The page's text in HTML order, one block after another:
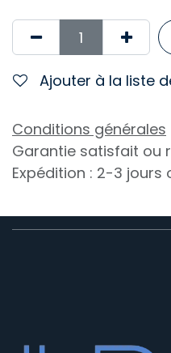
Ajouter à la liste
Conditions générales
Garantie satisfait ou
Expédition : 2-3 jours